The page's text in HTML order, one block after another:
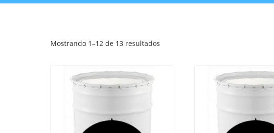
Mostrando 1–12 de 13 resultados